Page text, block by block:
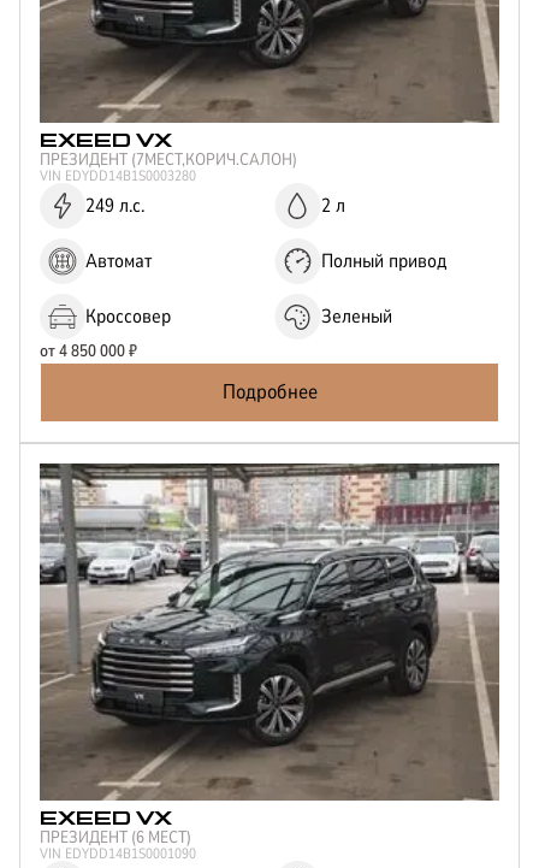
Отправить
Нажимая кнопку “Отправить”, я соглашаюсь на
обработкуперсональных данных
EXEED VX
ПРЕЗИДЕНТ (7МЕСТ,КОРИЧ.САЛОН)
VIN EDYDD14B1S0003280
249 л.с. 2 л
Автомат Полный привод
Кроссовер Зеленый
от4 850 000₽
Подробнее
EXEED VX
ПРЕЗИДЕНТ (6 МЕСТ)
VIN EDYDD14B1S0001090